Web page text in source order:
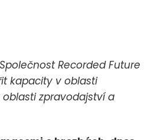
Společnost Recorded Future
kapacity v oblasti
zpravodajství a